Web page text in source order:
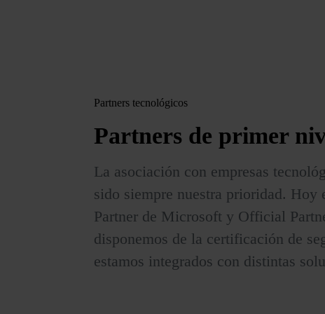
Partners tecnológicos
Partners de primer
La asociación con empresas
sido siempre nuestra prioridad. Hoy
Partner de Microsoft y Official
disponemos de la certificación de
estamos integrados con distintas